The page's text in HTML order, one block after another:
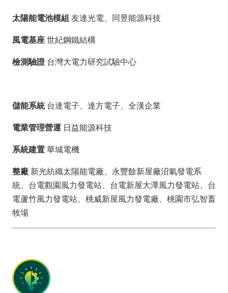
太陽能電池模組 友達光電、同昱能源科技
風電基座 世紀鋼鐵結構
檢測驗證台灣大電力研究試驗中心
儲能系統台達電子、達方電子、全漢企業
電業管理營運 日益能源科技
系統建置 華城電機
整廠 新光紡織太陽能電廠、永豐餘新屋廠沼氣發電系
統、台電觀園風力發電站、台電新屋大潭風力發電站、台
電蘆竹風力發電站、桃威新屋風力發電廠、桃園市弘智畜
牧場